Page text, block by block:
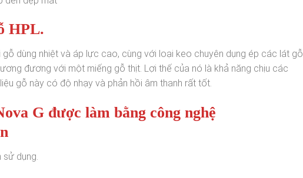
HPL.
dùng nhiệt và áp lực cao, cùng với loại keo chuyên dụng ép các lát gỗ
đương với một miếng gỗ thịt. Lợi thế của nó là khả năng chịu các
gỗ này có độ nhạy và phản hồi âm thanh rất tốt.
G được làm bằng công nghệ
sử dụng.